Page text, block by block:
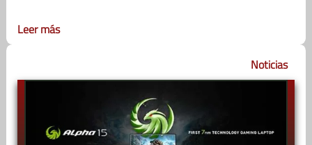
Leer más
Noticias